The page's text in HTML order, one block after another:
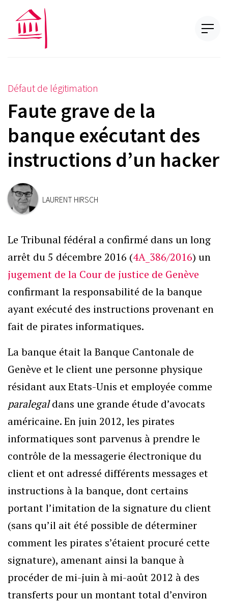
Défaut de légitimation
Faute grave de la
banque exécutant des
instructions d’un hacker
LAURENT HIRSCH
Le Tribunal fédéral a confirmé dans un long
arrêt du 5 décembre 2016 (4A_386/2016) un
jugement de la Cour de justice de Genève
confirmant la responsabilité de la banque
ayant exécuté des instructions provenant en
fait de pirates informatiques.
La banque était la Banque Cantonale de
Genève et le client une personne physique
résidant aux Etats-Unis et employée comme
paralegaldans une grande étude d’avocats
américaine. En juin 2012, les pirates
informatiques sont parvenus à prendre le
contrôle de la messagerie électronique du
client et ont adressé différents messages et
instructions à la banque, dont certains
portant l’imitation de la signature du client
(sans qu’il ait été possible de déterminer
comment les pirates s’étaient procuré cette
signature), amenant ainsi la banque à
procéder de mi-juin à mi-août 2012 à des
transferts pour un montant total d’environ